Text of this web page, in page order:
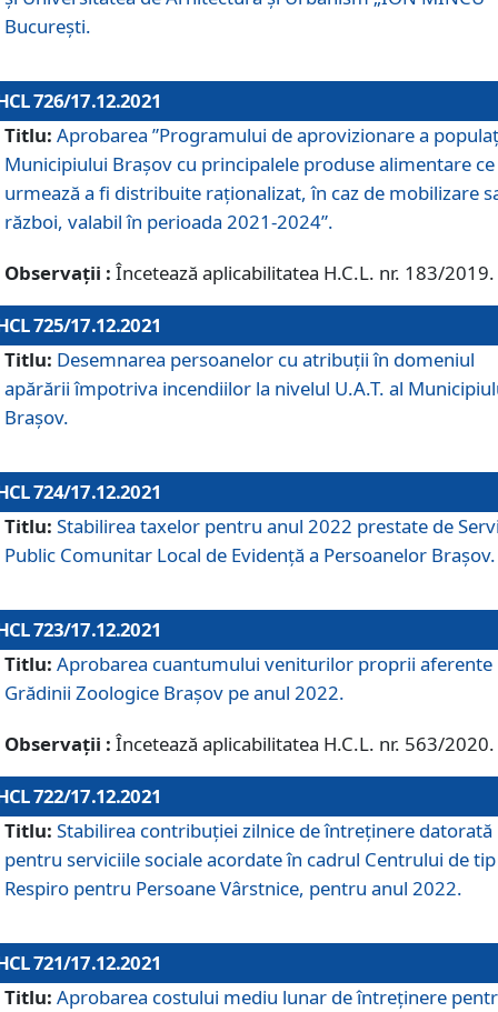
București.
726/17.12.2021
Titlu: Aprobarea ”Programului de aprovizionare a
Municipiului Braşov cu principalele produse alimentare ce
urmează a fi distribuite raționalizat, în caz de mobilizare
război, valabil în perioada 2021-2024”.
Observații : Încetează aplicabilitatea H.C.L. nr. 183/2019.
725/17.12.2021
Titlu: Desemnarea persoanelor cu atribuții în domeniul
apărării împotriva incendiilor la nivelul U.A.T. al
Brașov.
724/17.12.2021
Titlu: Stabilirea taxelor pentru anul 2022 prestate de
Public Comunitar Local de Evidență a Persoanelor Braşov.
723/17.12.2021
Titlu: Aprobarea cuantumului veniturilor proprii aferente
Grădinii Zoologice Braşov pe anul 2022.
Observații : Încetează aplicabilitatea H.C.L. nr. 563/2020.
722/17.12.2021
Titlu: Stabilirea contribuţiei zilnice de întreținere datorată
pentru serviciile sociale acordate în cadrul Centrului de tip
Respiro pentru Persoane Vârstnice, pentru anul 2022.
721/17.12.2021
Titlu: Aprobarea costului mediu lunar de întreţinere